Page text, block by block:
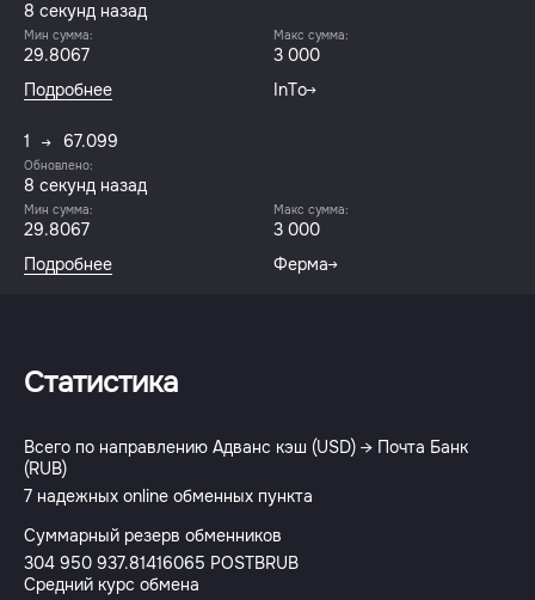
8 секунд назад
Мин сумма:
29.8067
Макс сумма:
3 000
Подробнее
InTo
1 67.099
Обновлено:
8 секунд назад
Мин сумма:
29.8067
Макс сумма:
3 000
Подробнее
Ферма
Статистика
Всего по направлению Адванс кэш (USD) → Почта Банк
(RUB)
7 надежных online обменных пункта
Суммарный резерв обменников
304 950 937.81416065 POSTBRUB
Средний курс обмена